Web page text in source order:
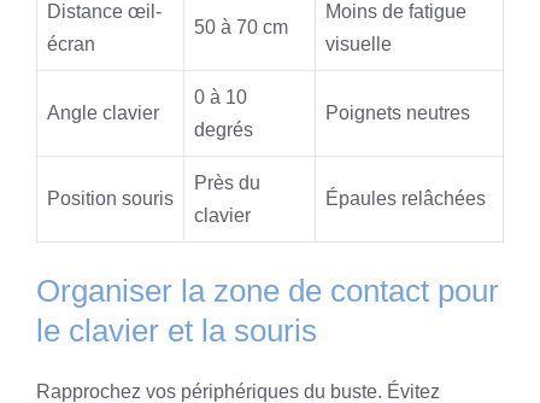
Distance œil-
écran
50 à 70 cm
Moins de fatigue
visuelle
Angle clavier
0 à 10
degrés
Poignets neutres
Position souris
Près du
clavier
Épaules relâchées
Organiser la zone de contact pour
le clavier et la souris
Rapprochez vos périphériques du buste. Évitez